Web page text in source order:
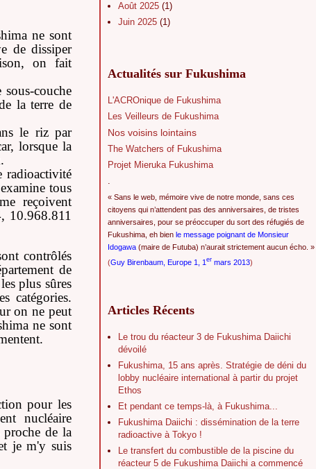
ne sont
de dissiper
on fait
couche
la terre de
le riz par
lorsque la
radioactivité
tous
reçoivent
10.968.811
contrôlés
de
plus sûres
catégories.
on ne peut
ne sont
pour les
nucléaire
proche de la
je m'y suis
Août 2025 (1)
Juin 2025 (1)
Actualités sur Fukushima
L'ACROnique de Fukushima
Les Veilleurs de Fukushima
Nos voisins lointains
The Watchers of Fukushima
Projet Mieruka Fukushima
.
« Sans le web, mémoire vive de notre monde, sans ces
citoyens qui n’attendent pas des anniversaires, de tristes
anniversaires, pour se préoccuper du sort des réfugiés de
Fukushima, eh bien le message poignant de Monsieur
Idogawa (maire de Futuba) n’aurait strictement aucun écho. »
(Guy Birenbaum, Europe 1, 1 er mars 2013)
Articles Récents
Le trou du réacteur 3 de Fukushima Daiichi
dévoilé
Fukushima, 15 ans après. Stratégie de déni du
lobby nucléaire international à partir du projet
Ethos
Et pendant ce temps-là, à Fukushima...
Fukushima Daiichi : dissémination de la terre
radioactive à Tokyo !
Le transfert du combustible de la piscine du
réacteur 5 de Fukushima Daiichi a commencé